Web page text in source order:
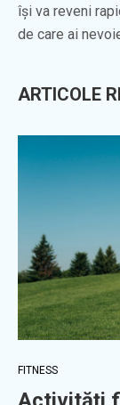
își va reveni
de care ai
ARTICOLE
FITNESS